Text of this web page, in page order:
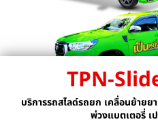
TPN-
บริการรถสไลด์รถยก เคลื่อนย้าย
พ่วงแบตเตอรี่ เ